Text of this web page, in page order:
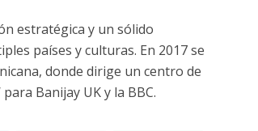
estratégica y un sólido
países y culturas. En 2017 se
donde dirige un centro de
Banijay UK y la BBC.